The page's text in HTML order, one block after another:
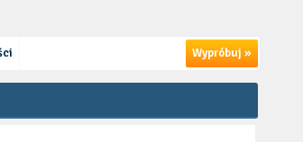
Wypróbuj »